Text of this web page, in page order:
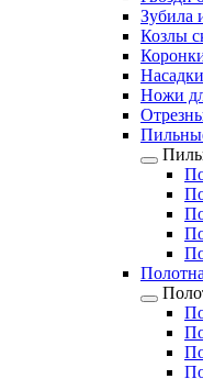
Зубила
Козлы
Ножи